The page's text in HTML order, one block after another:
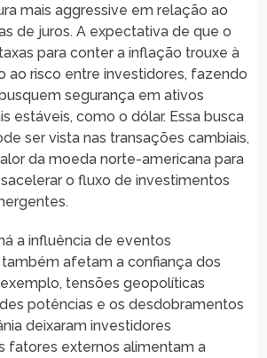
mais aggressive em relação ao
de juros. A expectativa de que o
para conter a inflação trouxe à
ao risco entre investidores, fazendo
segurança em ativos
estáveis, como o dólar. Essa busca
ser vista nas transações cambiais,
da moeda norte-americana para
o fluxo de investimentos
a influência de eventos
afetam a confiança dos
tensões geopolíticas
potências e os desdobramentos
deixaram investidores
fatores externos alimentam a